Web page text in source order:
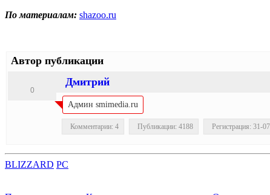
По материалам: shazoo.ru
Автор публикации
Дмитрий
0
Админ smimedia.ru
Комментарии: 4 Публикации: 4188 Регистрация: 31-
BLIZZARD PC